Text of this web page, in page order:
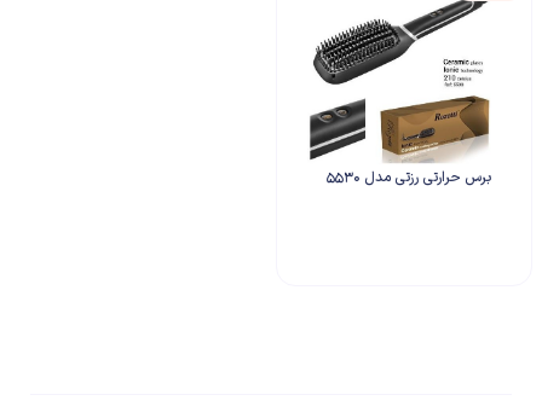
برس حرارتی رزتی مدل 5530